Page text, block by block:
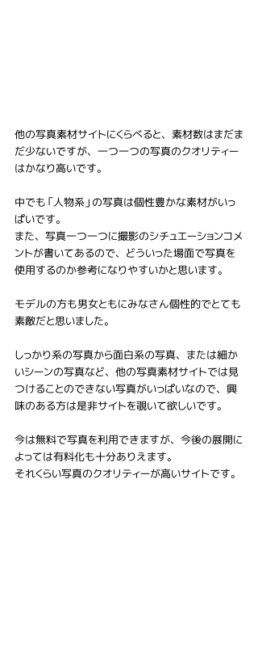
他の写真素材サイトにくらべると、素材数はまだま
だ少ないですが、一つ一つの写真のクオリティー
はかなり高いです。
中でも「人物系」の写真は個性豊かな素材がいっ
ぱいです。
また、写真一つ一つに撮影のシチュエーションコメ
ントが書いてあるので、どういった場面で写真を
使用するのか参考になりやすいかと思います。
モデルの方も男女ともにみなさん個性的でとても
素敵だと思いました。
しっかり系の写真から面白系の写真、または細か
いシーンの写真など、他の写真素材サイトでは見
つけることのできない写真がいっぱいなので、興
味のある方は是非サイトを覗いて欲しいです。
今は無料で写真を利用できますが、今後の展開に
よっては有料化も十分ありえます。
それくらい写真のクオリティーが高いサイトです。